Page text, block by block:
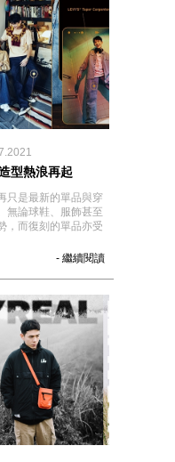
型熱浪再起
只是最新的單品與穿
無論球鞋、服飾甚至
，而復刻的單品亦受
- 繼續閱讀